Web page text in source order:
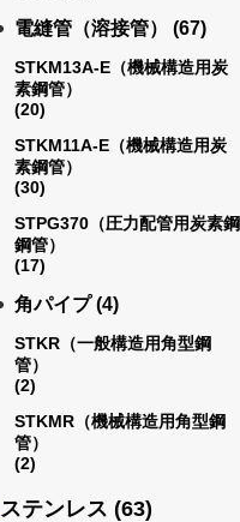
電縫管（溶接管） (67)
STKM13A-E（機械構造用炭
素鋼管）
(20)
STKM11A-E（機械構造用炭
素鋼管）
(30)
STPG370（圧力配管用炭素鋼
鋼管）
(17)
角パイプ (4)
STKR（一般構造用角型鋼
管）
(2)
STKMR（機械構造用角型鋼
管）
(2)
ステンレス (63)